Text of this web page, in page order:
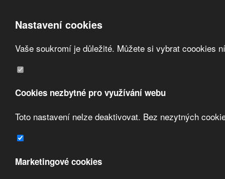
Nastavení cookies
Vaše soukromí je důležité. Můžete si vybrat coookies
Cookies nezbytné pro využívání webu
Toto nastavení nelze deaktivovat. Bez nezytných
Marketingové cookies
Přeskočit na hlavní obsah/Přeskočit na doplňující obsah
Kontakt